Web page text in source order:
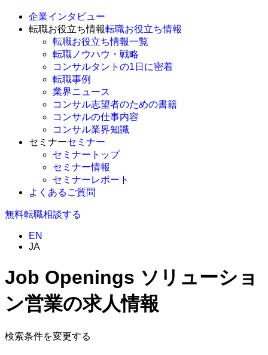
企業インタビュー
転職お役立ち情報転職お役立ち情報
転職お役立ち情報一覧
転職ノウハウ・戦略
コンサルタントの1日に密着
転職事例
業界ニュース
コンサル志望者のための書籍
コンサルの仕事内容
コンサル業界知識
セミナーセミナー
セミナートップ
セミナー情報
セミナーレポート
よくあるご質問
無料転職相談する
EN
JA
Job Openings ソリューショ
ン営業の求人情報
検索条件を変更する